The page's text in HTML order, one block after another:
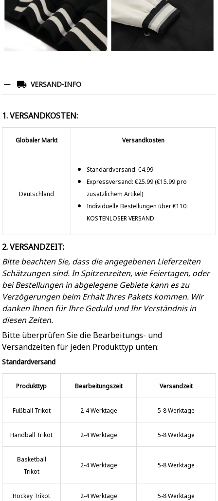
VERSAND-INFO
1. VERSANDKOSTEN:
Globaler Markt Versandkosten
Deutschland
Standardversand: €4.99
Expressversand: €25.99 (€15.99 pro
zusätzlichem Artikel)
Individuelle Bestellungen über €110:
KOSTENLOSER VERSAND
2. VERSANDZEIT:
Bitte beachten Sie, dass die angegebenen Lieferzeiten
Schätzungen sind. In Spitzenzeiten, wie Feiertagen, oder
bei Bestellungen in abgelegene Gebiete kann es zu
Verzögerungen beim Erhalt Ihres Pakets kommen. Wir
danken Ihnen für Ihre Geduld und Ihr Verständnis in
diesen Zeiten.
Bitte überprüfen Sie die Bearbeitungs- und
Versandzeiten für jeden Produkttyp unten:
Standardversand
Produkttyp Bearbeitungszeit Versandzeit
Fußball Trikot 2-4 Werktage 5-8 Werktage
Handball Trikot 2-4 Werktage 5-8 Werktage
Basketball
Trikot
2-4 Werktage 5-8 Werktage
Hockey Trikot 2-4 Werktage 5-8 Werktage